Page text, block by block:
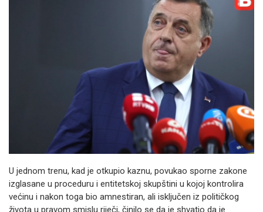
U jednom trenu, kad je otkupio kaznu, povukao sporne zakone
izglasane u proceduru i entitetskoj skupštini u kojoj kontrolira
većinu i nakon toga bio amnestiran, ali isključen iz političkog
života u pravom smislu riječi, činilo se da je shvatio da je